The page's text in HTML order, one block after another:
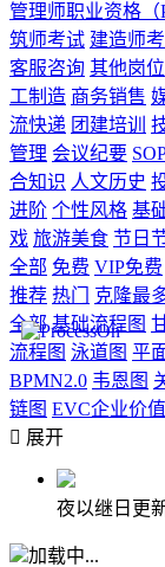
管理师职业资格（
筑师考试 建造师
客服咨询 其他岗位
工制造 商务销售
流快递 团建培训
管理 会议纪要 SOP
合知识 人文历史
进阶 个性风格 基
戏 旅游美食 节日
全部 免费 VIP免费
推荐 热门 克隆最
全部 基础流程图
流程图 泳道图 平
BPMN2.0 韦恩图
链图 EVC企业价
 展开
夜以继日更
加载中...